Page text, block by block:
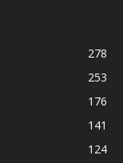
278
253
176
141
124